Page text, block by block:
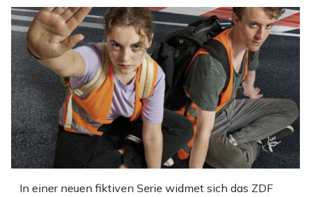
In einer neuen fiktiven Serie widmet sich das ZDF